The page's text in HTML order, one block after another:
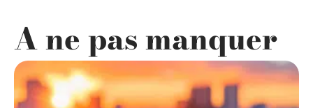
A ne pas manquer